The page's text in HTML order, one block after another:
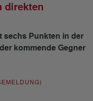
direkten
sechs Punkten in der
kommende Gegner